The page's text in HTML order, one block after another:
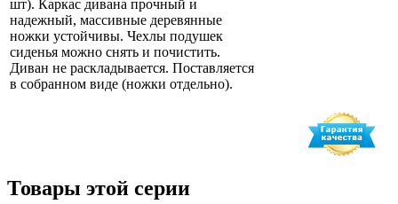
шт). Каркас дивана прочный и
надежный, массивные деревянные
ножки устойчивы. Чехлы подушек
сиденья можно снять и почистить.
Диван не раскладывается. Поставляется
в собранном виде (ножки отдельно).
Товары этой серии